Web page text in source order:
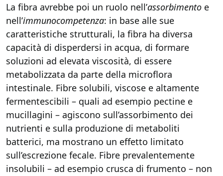
La fibra avrebbe poi un ruolo nell’assorbimento e
nell’immunocompetenza: in base alle sue
caratteristiche strutturali, la fibra ha diversa
capacità di disperdersi in acqua, di formare
soluzioni ad elevata viscosità, di essere
metabolizzata da parte della microflora
intestinale. Fibre solubili, viscose e altamente
fermentescibili – quali ad esempio pectine e
mucillagini – agiscono sull’assorbimento dei
nutrienti e sulla produzione di metaboliti
batterici, ma mostrano un effetto limitato
sull’escrezione fecale. Fibre prevalentemente
insolubili – ad esempio crusca di frumento – non